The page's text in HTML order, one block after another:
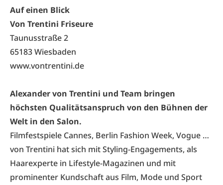
Auf einen Blick
Von Trentini Friseure
Taunusstraße 2
65183 Wiesbaden
www.vontrentini.de
Alexander von Trentini und Team bringen
höchsten Qualitätsanspruch von den Bühnen der
Welt in den Salon.
Filmfestspiele Cannes, Berlin Fashion Week, Vogue …
von Trentini hat sich mit Styling-Engagements, als
Haarexperte in Lifestyle-Magazinen und mit
prominenter Kundschaft aus Film, Mode und Sport